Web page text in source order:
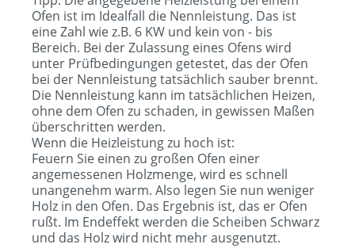
Ofen ist im Idealfall die Nennleistung. Das ist
eine Zahl wie z.B. 6 KW und kein von - bis
Bereich. Bei der Zulassung eines Ofens wird
unter Prüfbedingungen getestet, das der Ofen
bei der Nennleistung tatsächlich sauber brennt.
Die Nennleistung kann im tatsächlichen Heizen,
ohne dem Ofen zu schaden, in gewissen Maßen
überschritten werden.
Wenn die Heizleistung zu hoch ist:
Feuern Sie einen zu großen Ofen einer
angemessenen Holzmenge, wird es schnell
unangenehm warm. Also legen Sie nun weniger
Holz in den Ofen. Das Ergebnis ist, das er Ofen
rußt. Im Endeffekt werden die Scheiben Schwarz
und das Holz wird nicht mehr ausgenutzt.